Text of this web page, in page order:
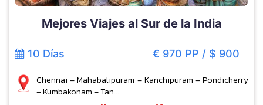
Mejores Viajes al Sur de la India
10 Días € 970 PP / $ 900
Chennai – Mahabalipuram – Kanchipuram – Pondicherry
– Kumbakonam – Tan...